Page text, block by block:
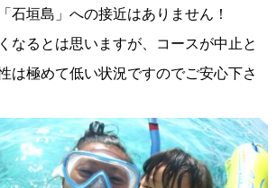
石垣島」への接近はありません！
なるとは思いますが、コースが中止と
は極めて低い状況ですのでご安心下さ